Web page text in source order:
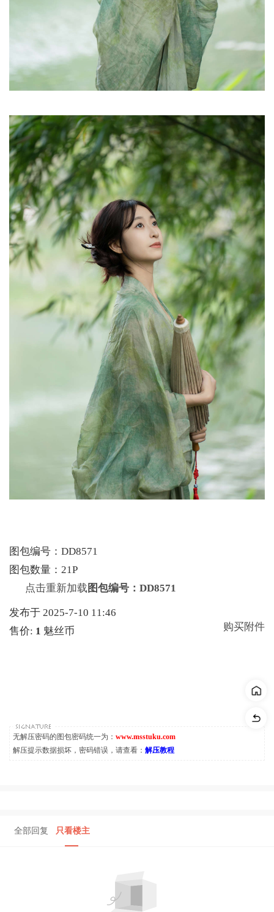
图包编号：DD8571
图包数量：21P
点击重新加载 图包编号：DD8571
发布于 2025-7-10 11:46
售价: 1 魅丝币 购买附件
无解压密码的图包密码统一为： www.msstuku.com
解压提示数据损坏，密码错误，请查看： 解压教程
全部回复 只看楼主